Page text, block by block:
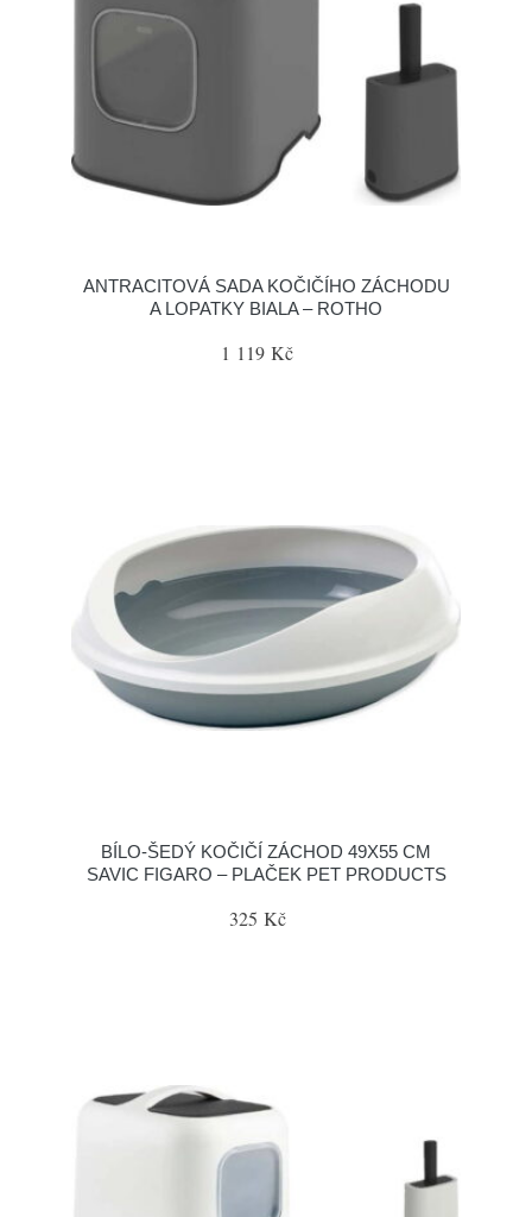
ANTRACITOVÁ SADA KOČIČÍHO ZÁCHODU
A LOPATKY BIALA – ROTHO
1 119 Kč
BÍLO-ŠEDÝ KOČIČÍ ZÁCHOD 49X55 CM
SAVIC FIGARO – PLAČEK PET PRODUCTS
325 Kč